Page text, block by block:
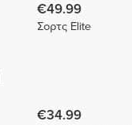
€49.99
Σορτς Elite
€34.99